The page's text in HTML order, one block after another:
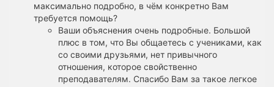
максимально подробно, в чём конкретно Вам
требуется помощь?
Ваши объяснения очень подробные. Большой
плюс в том, что Вы общаетесь с учениками, как
со своими друзьями, нет привычного
отношения, которое свойственно
преподавателям. Спасибо Вам за такое легкое